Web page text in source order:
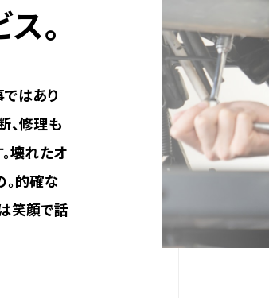
。
はあり
、修理も
壊れたオ
的確な
笑顔で話